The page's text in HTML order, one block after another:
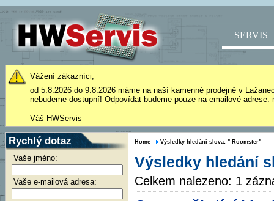
SERVIS
Vážení zákazníci,
od 5.8.2026 do 9.8.2026 máme na naší kamenné prodejně v
nebudeme dostupní! Odpovídat budeme pouze na emailové
Váš HWServis
Rychlý dotaz
Vaše jméno:
Vaše e-mailová adresa:
Home Výsledky hledání slova: " Roomster"
Výsledky hledání
Celkem nalezeno: 1